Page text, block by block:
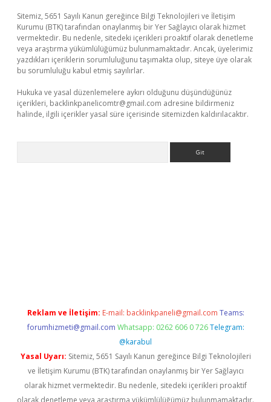
Sitemiz, 5651 Sayılı Kanun gereğince Bilgi Teknolojileri ve İletişim
Kurumu (BTK) tarafından onaylanmış bir Yer Sağlayıcı olarak hizmet
vermektedir. Bu nedenle, sitedeki içerikleri proaktif olarak denetleme
veya araştırma yükümlülüğümüz bulunmamaktadır. Ancak, üyelerimiz
yazdıkları içeriklerin sorumluluğunu taşımakta olup, siteye üye olarak
bu sorumluluğu kabul etmiş sayılırlar.
Hukuka ve yasal düzenlemelere aykırı olduğunu düşündüğünüz
içerikleri, backlinkpanelicomtr@gmail.com adresine bildirmeniz
halinde, ilgili içerikler yasal süre içerisinde sitemizden kaldırılacaktır.
Reklam ve İletişim: E-mail: backlinkpaneli@gmail.com Teams:
forumhizmeti@gmail.com Whatsapp: 0262 606 0 726 Telegram:
@karabul
Yasal Uyarı: Sitemiz, 5651 Sayılı Kanun gereğince Bilgi Teknolojileri
ve İletişim Kurumu (BTK) tarafından onaylanmış bir Yer Sağlayıcı
olarak hizmet vermektedir. Bu nedenle, sitedeki içerikleri proaktif
olarak denetleme veya araştırma yükümlülüğümüz bulunmamaktadır.